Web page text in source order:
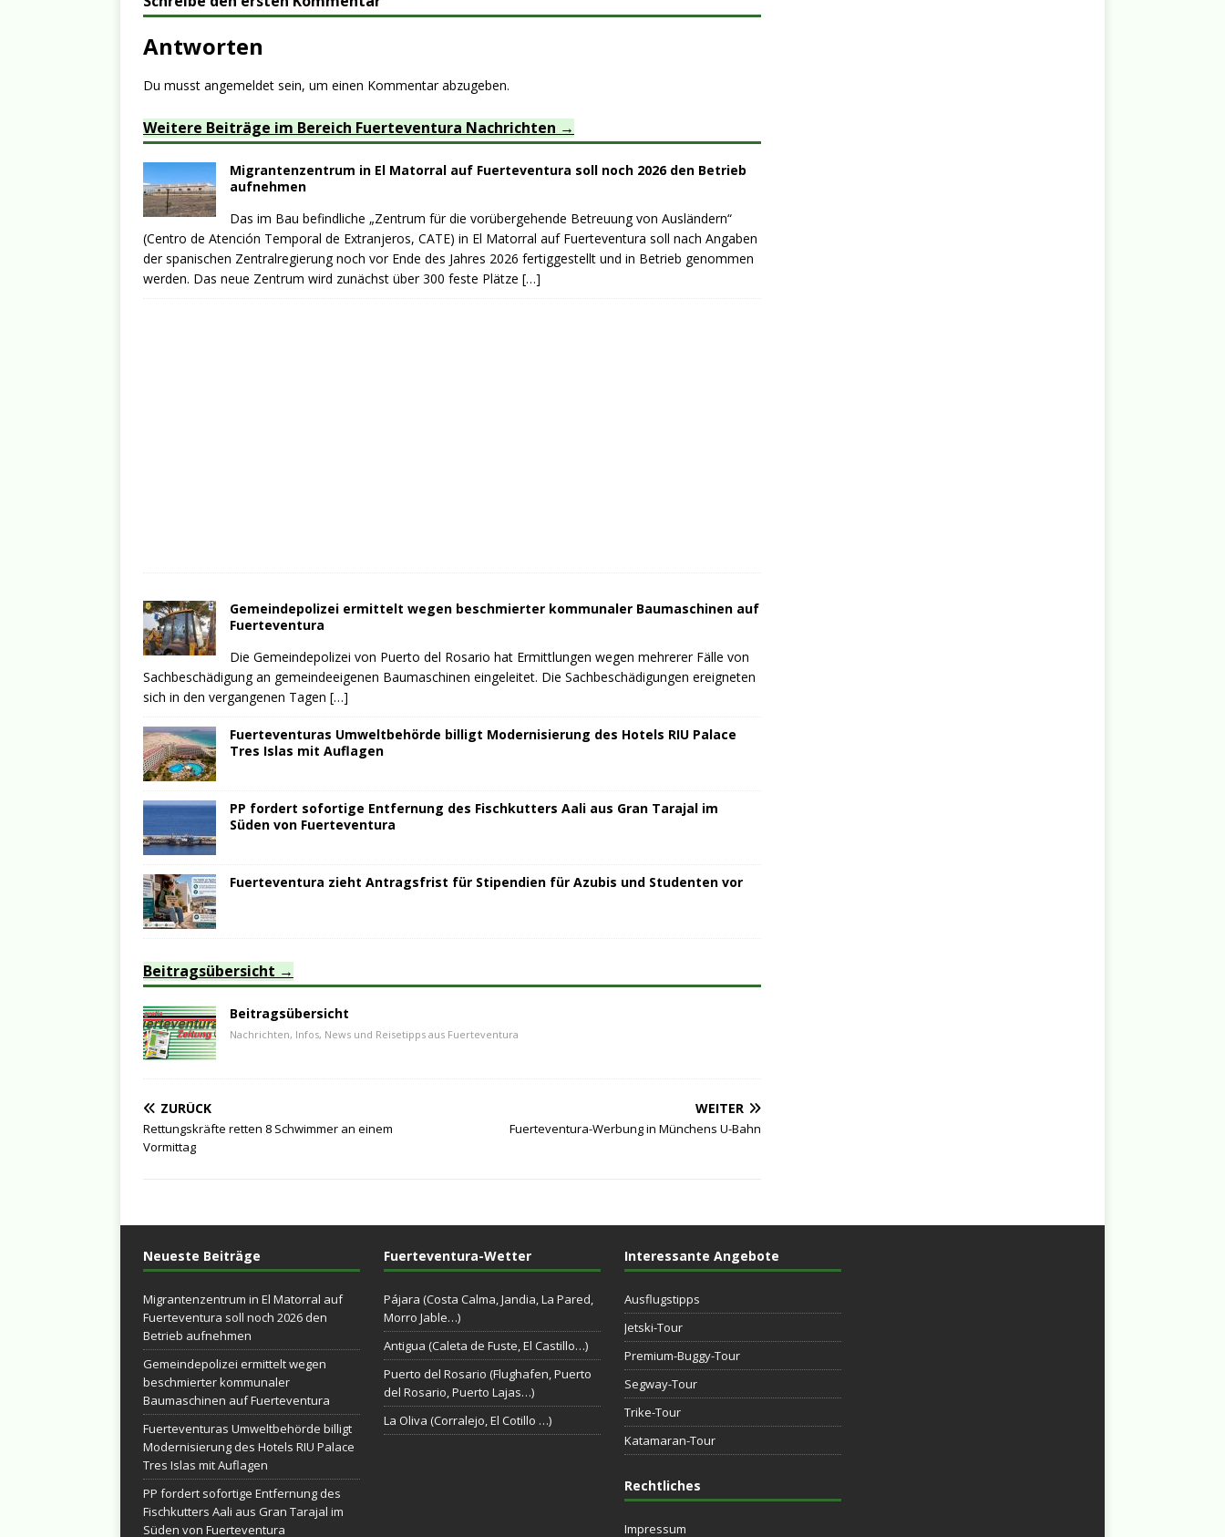
Antworten
Du musst angemeldet sein, um einen Kommentar abzugeben.
Weitere Beiträge im Bereich Fuerteventura Nachrichten
Migrantenzentrum in El Matorral auf Fuerteventura soll noch 2026 den Betrieb
aufnehmen
Das im Bau befindliche „Zentrum für die vorübergehende Betreuung von Ausländern“
(Centro de Atención Temporal de Extranjeros, CATE) in El Matorral auf Fuerteventura soll nach Angaben
der spanischen Zentralregierung noch vor Ende des Jahres 2026 fertiggestellt und in Betrieb genommen
werden. Das neue Zentrum wird zunächst über 300 feste Plätze […]
Gemeindepolizei ermittelt wegen beschmierter kommunaler Baumaschinen auf
Fuerteventura
Die Gemeindepolizei von Puerto del Rosario hat Ermittlungen wegen mehrerer Fälle von
Sachbeschädigung an gemeindeeigenen Baumaschinen eingeleitet. Die Sachbeschädigungen ereigneten
sich in den vergangenen Tagen […]
Fuerteventuras Umweltbehörde billigt Modernisierung des Hotels RIU Palace
Tres Islas mit Auflagen
PP fordert sofortige Entfernung des Fischkutters Aali aus Gran Tarajal im
Süden von Fuerteventura
Fuerteventura zieht Antragsfrist für Stipendien für Azubis und Studenten vor
Beitragsübersicht
Beitragsübersicht
Nachrichten, Infos, News und Reisetipps aus Fuerteventura
ZURÜCK
Rettungskräfte retten 8 Schwimmer an einem
Vormittag
WEITER
Fuerteventura-Werbung in Münchens U-Bahn
Neueste Beiträge
Migrantenzentrum in El Matorral auf
Fuerteventura soll noch 2026 den
Betrieb aufnehmen
Gemeindepolizei ermittelt wegen
beschmierter kommunaler
Baumaschinen auf Fuerteventura
Fuerteventuras Umweltbehörde billigt
Modernisierung des Hotels RIU Palace
Tres Islas mit Auflagen
PP fordert sofortige Entfernung des
Fischkutters Aali aus Gran Tarajal im
Süden von Fuerteventura
Fuerteventura-Wetter
Pájara (Costa Calma, Jandia, La Pared,
Morro Jable…)
Antigua (Caleta de Fuste, El Castillo…)
Puerto del Rosario (Flughafen, Puerto
del Rosario, Puerto Lajas…)
La Oliva (Corralejo, El Cotillo …)
Interessante Angebote
Ausflugstipps
Jetski-Tour
Premium-Buggy-Tour
Segway-Tour
Trike-Tour
Katamaran-Tour
Rechtliches
Impressum